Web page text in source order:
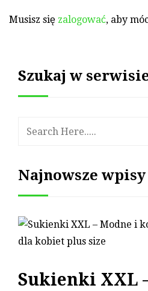
Musisz się zalogować, aby
Szukaj w
Najnowsze wpisy
Sukienki XXL